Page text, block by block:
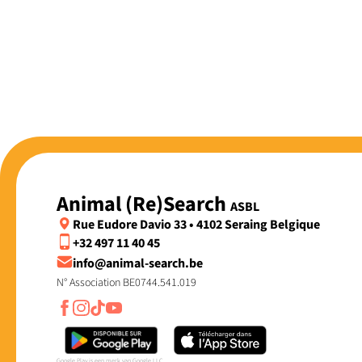
Animal (Re)Search ASBL
Rue Eudore Davio 33 • 4102 Seraing Belgique
+32 497 11 40 45
info@animal-search.be
N° Association BE0744.541.019